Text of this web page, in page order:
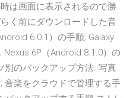
は画面に表示されるので勝
く前にダウンロードした音
6.0.1）の手順; Galaxy
6P（Android 8.1.0）の
別のバックアップ方法. 写真
音楽をクラウドで管理する手